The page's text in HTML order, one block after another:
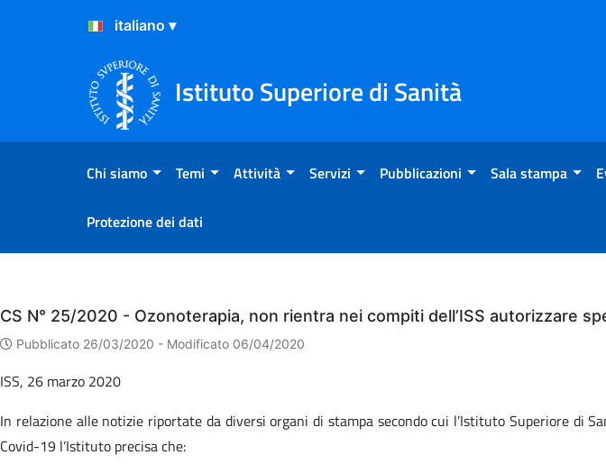
Salta al Contenuto
Salta al Footer
Istituto Superiore di Sanità
Chi siamo Temi Attività Servizi Pubblicazioni Sala stampa
Protezione dei dati
Eventi
CS N° 25/2020 - Ozonoterapia, non rientra nei compiti dell’ISS autorizzare
Pubblicato 26/03/2020 - Modificato 06/04/2020
ISS, 26 marzo 2020
In relazione alle notizie riportate da diversi organi di stampa secondo cui l’Istituto Superiore di
Covid-19 l’Istituto precisa che: